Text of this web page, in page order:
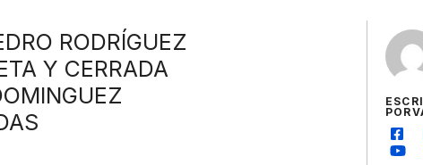
RODRÍGUEZ
Y CERRADA